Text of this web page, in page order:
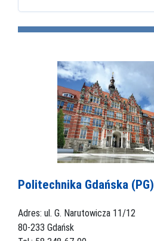
Politechnika Gdańska (PG)
Adres: ul. G. Narutowicza 11/12
80-233 Gdańsk